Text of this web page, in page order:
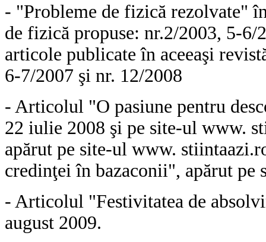
- "Probleme de fizică rezolvate"
de fizică propuse: nr.2/2003, 5-
articole publicate în aceeaşi
6-7/2007 şi nr. 12/2008
- Articolul "O pasiune pentru
22 iulie 2008 şi pe site-ul www.
apărut pe site-ul www.
credinţei în bazaconii", apărut
- Articolul "Festivitatea de
august 2009.